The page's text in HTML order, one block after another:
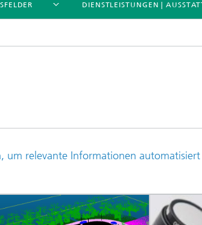
DIENSTLEISTUNGEN |
um relevante Informationen